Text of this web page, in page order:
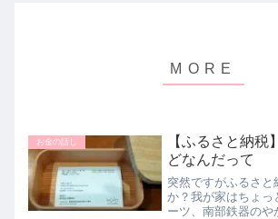
お金の話し
【ふるさと納税
どなんだって
突然ですがふるさと
か？我が家はちょっ
ーツ、南部鉄器のや